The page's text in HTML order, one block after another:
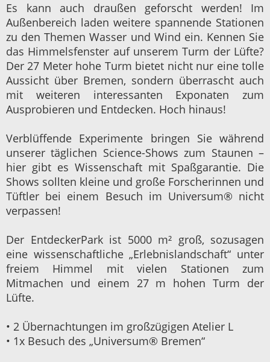
Es kann auch draußen geforscht werden! Im
Außenbereich laden weitere spannende Stationen
zu den Themen Wasser und Wind ein. Kennen Sie
das Himmelsfenster auf unserem Turm der Lüfte?
Der 27 Meter hohe Turm bietet nicht nur eine tolle
Aussicht über Bremen, sondern überrascht auch
mit weiteren interessanten Exponaten zum
Ausprobieren und Entdecken. Hoch hinaus!
Verblüffende Experimente bringen Sie während
unserer täglichen Science-Shows zum Staunen –
hier gibt es Wissenschaft mit Spaßgarantie. Die
Shows sollten kleine und große Forscherinnen und
Tüftler bei einem Besuch im Universum® nicht
verpassen!
Der EntdeckerPark ist 5000 m² groß, sozusagen
eine wissenschaftliche „Erlebnislandschaft“ unter
freiem Himmel mit vielen Stationen zum
Mitmachen und einem 27 m hohen Turm der
Lüfte.
• 2 Übernachtungen im großzügigen Atelier L
• 1x Besuch des „Universum® Bremen“